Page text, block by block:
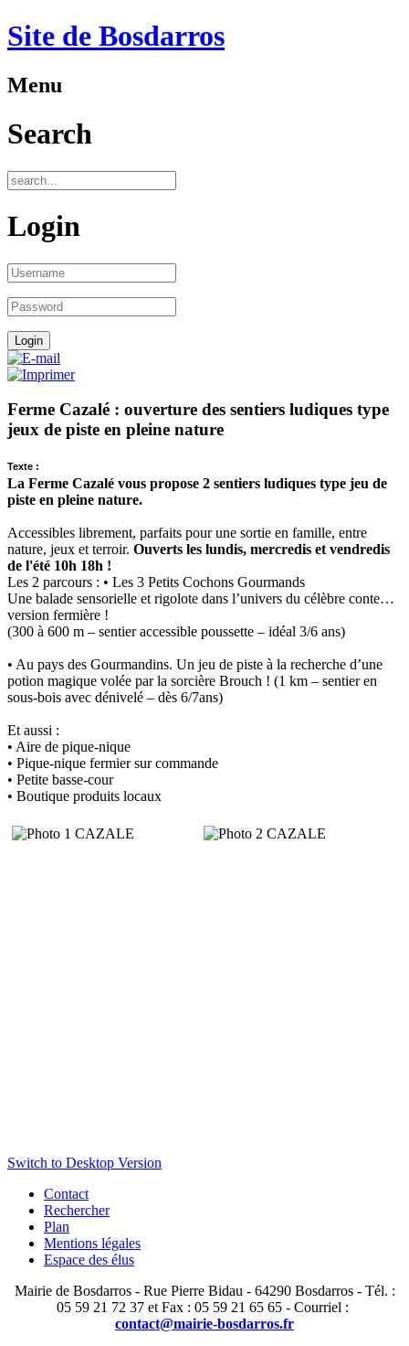
Site de Bosdarros
Menu
Search
Login
Ferme Cazalé : ouverture des sentiers ludiques type
jeux de piste en pleine nature
Texte :
La Ferme Cazalé vous propose 2 sentiers ludiques type jeu de
piste en pleine nature.
Accessibles librement, parfaits pour une sortie en famille, entre
nature, jeux et terroir. Ouverts les lundis, mercredis et vendredis
de l'été 10h 18h !
Les 2 parcours : • Les 3 Petits Cochons Gourmands
Une balade sensorielle et rigolote dans l’univers du célèbre conte…
version fermière !
(300 à 600 m – sentier accessible poussette – idéal 3/6 ans)
• Au pays des Gourmandins. Un jeu de piste à la recherche d’une
potion magique volée par la sorcière Brouch ! (1 km – sentier en
sous-bois avec dénivelé – dès 6/7ans)
Et aussi :
• Aire de pique-nique
• Pique-nique fermier sur commande
• Petite basse-cour
• Boutique produits locaux
Switch to Desktop Version
Contact
Rechercher
Plan
Mentions légales
Espace des élus
Mairie de Bosdarros - Rue Pierre Bidau - 64290 Bosdarros - Tél. :
05 59 21 72 37 et Fax : 05 59 21 65 65 - Courriel :
contact@mairie-bosdarros.fr